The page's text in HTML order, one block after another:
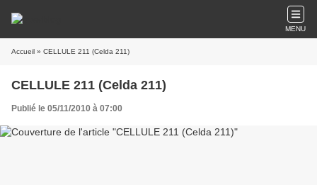
MENU
Accueil » CELLULE 211 (Celda 211)
CELLULE 211 (Celda 211)
Publié le 05/11/2010 à 07:00